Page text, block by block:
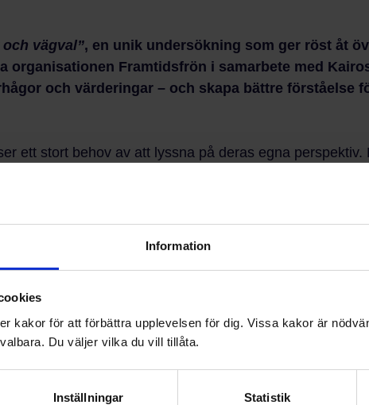
Information
kakor för att förbättra upplevelsen för dig. Vissa kakor är
Du väljer vilka du vill tillåta.
Inställningar Statistik
vägval”, en unik undersökning som ger röst åt
organisationen Framtidsfrön i samarbete med
och värderingar – och skapa bättre förståelse
ett stort behov av att lyssna på deras egna
att de har en stark vilja att lyckas och må bra, säger
är det viktigaste i framtida arbetsliv.
och unga överlag rör sig allt mindre.
eget företag.
viljan att ta ansvar för sig själv är hög.